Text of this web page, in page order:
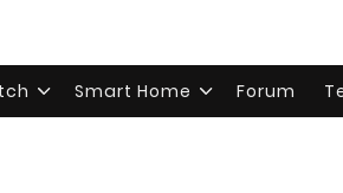
Smart Home Forum